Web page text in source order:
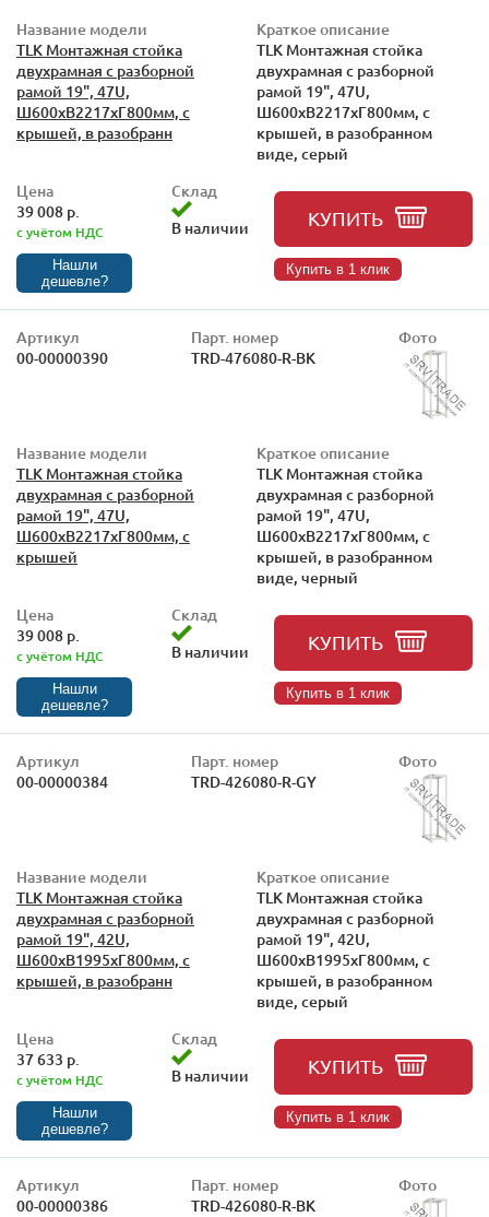
Название модели
TLK Монтажная стойка
двухрамная с разборной
рамой 19", 47U,
Ш600xВ2217xГ800мм, с
крышей, в разобранн
Краткое описание
TLK Монтажная стойка
двухрамная с разборной
рамой 19", 47U,
Ш600xВ2217xГ800мм, с
крышей, в разобранном
виде, серый
Цена
39 008 р.
с учётом НДС
Нашли
дешевле?
Склад
В наличии
КУПИТЬ
Купить в 1 клик
Артикул
00-00000390
Парт. номер
TRD-476080-R-BK
Фото
Название модели
TLK Монтажная стойка
двухрамная с разборной
рамой 19", 47U,
Ш600xВ2217xГ800мм, с
крышей
Краткое описание
TLK Монтажная стойка
двухрамная с разборной
рамой 19", 47U,
Ш600xВ2217xГ800мм, с
крышей, в разобранном
виде, черный
Цена
39 008 р.
с учётом НДС
Нашли
дешевле?
Склад
В наличии
КУПИТЬ
Купить в 1 клик
Артикул
00-00000384
Парт. номер
TRD-426080-R-GY
Фото
Название модели
TLK Монтажная стойка
двухрамная с разборной
рамой 19", 42U,
Ш600xВ1995xГ800мм, с
крышей, в разобранн
Краткое описание
TLK Монтажная стойка
двухрамная с разборной
рамой 19", 42U,
Ш600xВ1995xГ800мм, с
крышей, в разобранном
виде, серый
Цена
37 633 р.
с учётом НДС
Нашли
дешевле?
Склад
В наличии
КУПИТЬ
Купить в 1 клик
Артикул
00-00000386
Парт. номер
TRD-426080-R-BK
Фото